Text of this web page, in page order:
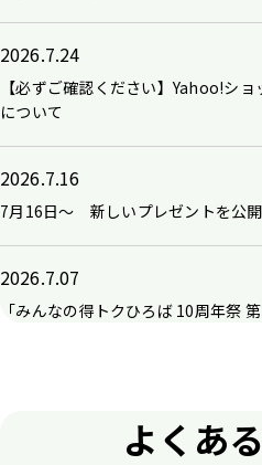
2026.7.24
【必ずご確認ください】Yahoo!シ
について
2026.7.16
7月16日～ 新しいプレゼントを公開
2026.7.07
「みんなの得トクひろば 10周年祭
よくあ